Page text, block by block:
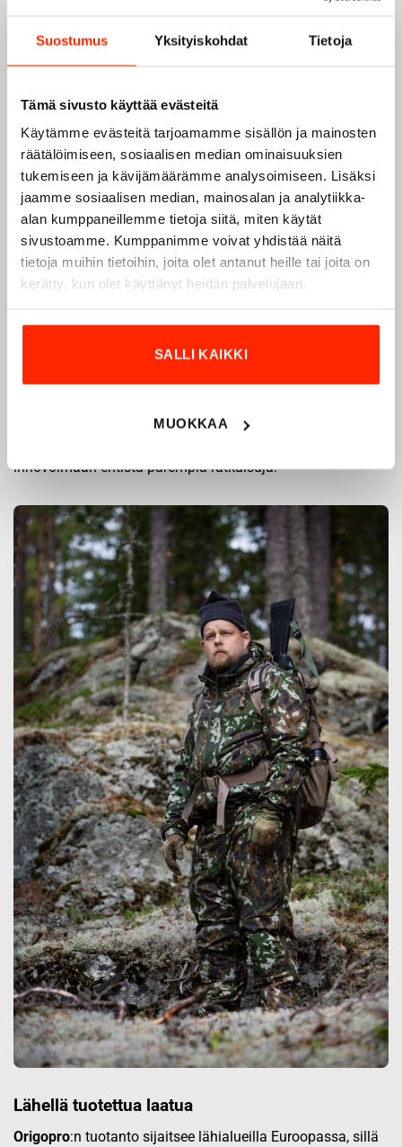
Suostumus Yksityiskohdat Tietoja
Tämä sivusto käyttää evästeitä
Käytämme evästeitä tarjoamamme sisällön ja mainosten
räätälöimiseen, sosiaalisen median ominaisuuksien
tukemiseen ja kävijämäärämme analysoimiseen. Lisäksi
jaamme sosiaalisen median, mainosalan ja analytiikka-
alan kumppaneillemme tietoja siitä, miten käytät
sivustoamme. Kumppanimme voivat yhdistää näitä
tietoja muihin tietoihin, joita olet antanut heille tai joita on
kerätty, kun olet käyttänyt heidän palvelujaan.
SALLI KAIKKI
MUOKKAA
Origopro – Suomalainen laatumerkki vuodesta
1975
ulkoiluvaatetukseen erikoistunut yritys, joka on toiminut
Origoprovalmistaa laadukkaita vaatteita,
:n tuotteet on suunniteltu yhteistyössä käyttäjien
innovoimaan entistä parempia ratkaisuja.
Lähellä tuotettua laatua
Origopro:n tuotanto sijaitsee lähialueilla Euroopassa, sillä